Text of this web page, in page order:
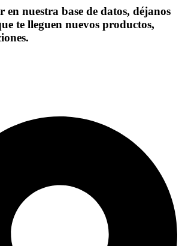
en nuestra base de datos, déjanos
te lleguen nuevos productos,